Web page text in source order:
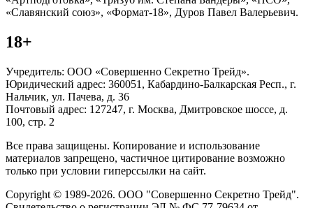
«Славянский союз», «Формат-18», Дуров Павел Валерьевич.
18+
Учредитель: ООО «Совершенно Секретно Трейд».
Юридический адрес: 360051, Кабардино-Балкарская Респ., г.
Нальчик, ул. Пачева, д. 36
Почтовый адрес: 127247, г. Москва, Дмитровское шоссе, д.
100, стр. 2
Все права защищены. Копирование и использование
материалов запрещено, частичное цитирование возможно
только при условии гиперссылки на сайт.
Copyright © 1989-2026. ООО "Совершенно Секретно Трейд".